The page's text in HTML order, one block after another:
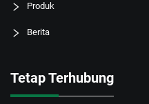
Produk
Berita
Tetap Terhubung